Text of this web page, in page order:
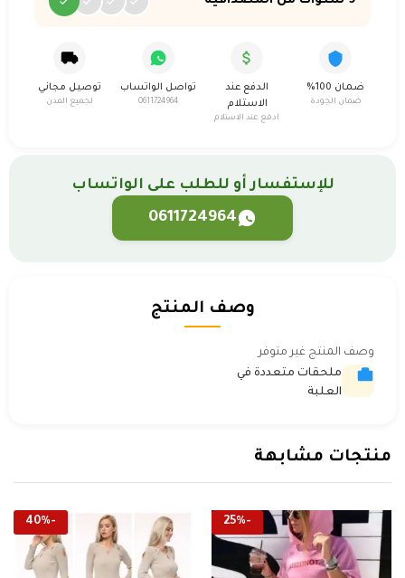
ضمان 100%
ضمان الجودة
الدفع عند
الاستلام
ادفع عند الاستلام
تواصل الواتساب
0611724964
توصيل مجاني
لجميع المدن
للإستفسار أو للطلب على الواتساب
0611724964
وصف المنتج
وصف المنتج غير متوفر
ملحقات متعددة في
العلبة
منتجات مشابهة
-
25%
-
40%